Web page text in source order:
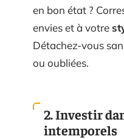
en bon état ?
envies et à votre
Détachez-vous
ou oubliées.
2. Investir
intemporels